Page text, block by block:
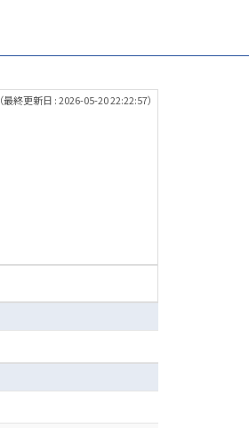
（最終更新日 : 2026-05-20 22:22:57）